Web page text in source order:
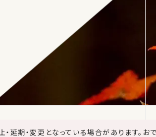
・延期・変更となっている場合があります。